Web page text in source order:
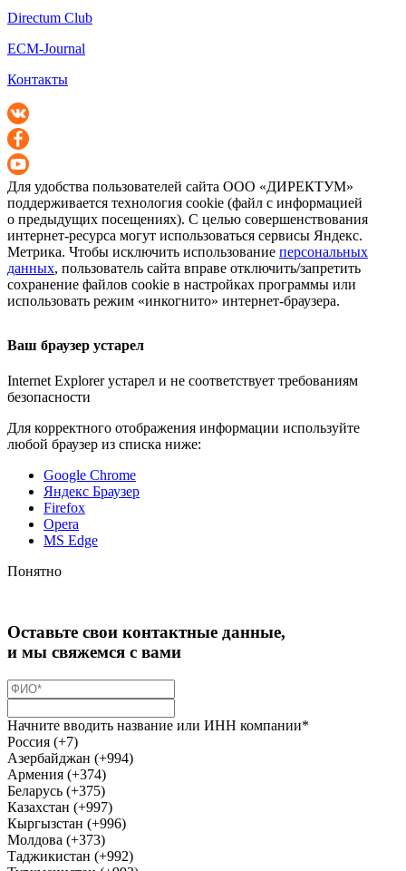
Directum Club
ECM-Journal
Контакты
Для удобства пользователей сайта ООО «ДИРЕКТУМ»
поддерживается технология cookie (файл с информацией
о предыдущих посещениях). С целью совершенствования
интернет-ресурса могут использоваться сервисы Яндекс.
Метрика. Чтобы исключить использование персональных
данных, пользователь сайта вправе отключить/запретить
сохранение файлов cookie в настройках программы или
использовать режим «инкогнито» интернет-браузера.
Ваш браузер устарел
Internet Explorer устарел и не соответствует требованиям
безопасности
Для корректного отображения информации используйте
любой браузер из списка ниже:
Google Chrome
Яндекс Браузер
Firefox
Opera
MS Edge
Понятно
Оставьте свои контактные данные,
и мы свяжемся с вами
Начните вводить название или ИНН компании*
Россия (+7)
Азербайджан (+994)
Армения (+374)
Беларусь (+375)
Казахстан (+997)
Кыргызстан (+996)
Молдова (+373)
Таджикистан (+992)